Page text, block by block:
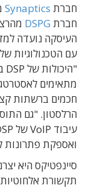
חברת Synaptics
חברת DSPG
עם הטכנולוגיות
מתאימים
חכמים ברשתות
ואספקת פתרונות
סיינפטיקס היא
תקשורת